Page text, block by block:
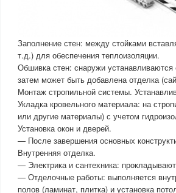
Заполнение стен: между стойками
т.д.) для обеспечения теплоизоляции.
Обшивка стен: снаружи
затем может быть добавлена отделка
Монтаж стропильной системы.
Укладка кровельного материала: на
или другие материалы) с учетом
Установка окон и дверей.
— После завершения основных
Внутренняя отделка.
— Электрика и сантехника:
— Отделочные работы: выполняется
полов (ламинат, плитка) и установка